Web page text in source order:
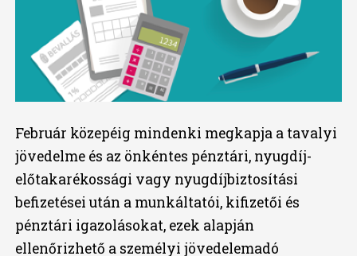
Február közepéig mindenki megkapja a tavalyi
jövedelme és az önkéntes pénztári, nyugdíj-
előtakarékossági vagy nyugdíjbiztosítási
befizetései után a munkáltatói, kifizetői és
pénztári igazolásokat, ezek alapján
ellenőrizhető a személyi jövedelemadó